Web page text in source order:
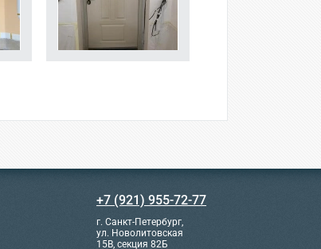
+7 (921) 955-72-77
г. Санкт-Петербург,
ул. Новолитовская
15В, секция 82Б